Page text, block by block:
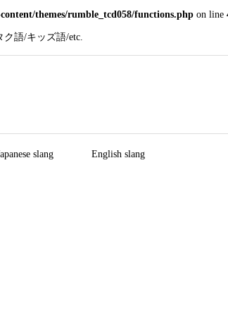
themes/rumble_tcd058/functions.php on line
語/キッズ語/etc.
slang English slang